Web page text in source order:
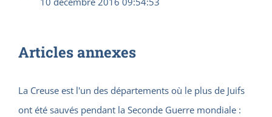
Articles annexes
La Creuse est l'un des départements où le plus de Juifs
ont été sauvés pendant la Seconde Guerre mondiale :